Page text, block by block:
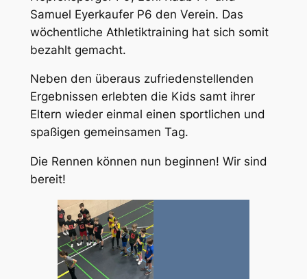
Samuel Eyerkaufer P6 den Verein. Das
wöchentliche Athletiktraining hat sich somit
bezahlt gemacht.
Neben den überaus zufriedenstellenden
Ergebnissen erlebten die Kids samt ihrer
Eltern wieder einmal einen sportlichen und
spaßigen gemeinsamen Tag.
Die Rennen können nun beginnen! Wir sind
bereit!